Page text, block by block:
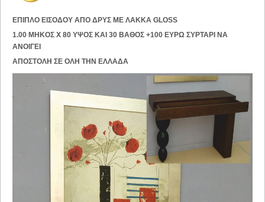
ΕΠΙΠΛΟ ΕΙΣΟΔΟΥ ΑΠΟ ΔΡΥΣ ΜΕ ΛΑΚΚΑ GLOSS
1.00 MHKOΣ Χ 80 ΥΨΟΣ ΚΑΙ 30 ΒΑΘΟΣ +100 ΕΥΡΩ ΣΥΡΤΑΡΙ ΝΑ
ΑΝΟΙΓΕΙ
ΑΠΟΣΤΟΛΗ ΣΕ ΟΛΗ ΤΗΝ ΕΛΛΑΔΑ